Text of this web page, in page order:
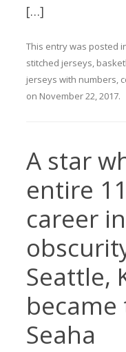
[…]
This entry was posted
stitched jerseys,
jerseys with numbers,
on November 22, 2017.
A star
entire
career
Seattle,
became
Seaha